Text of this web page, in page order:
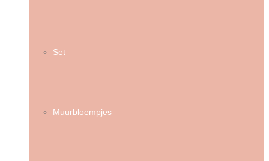
Set
Muurbloempjes